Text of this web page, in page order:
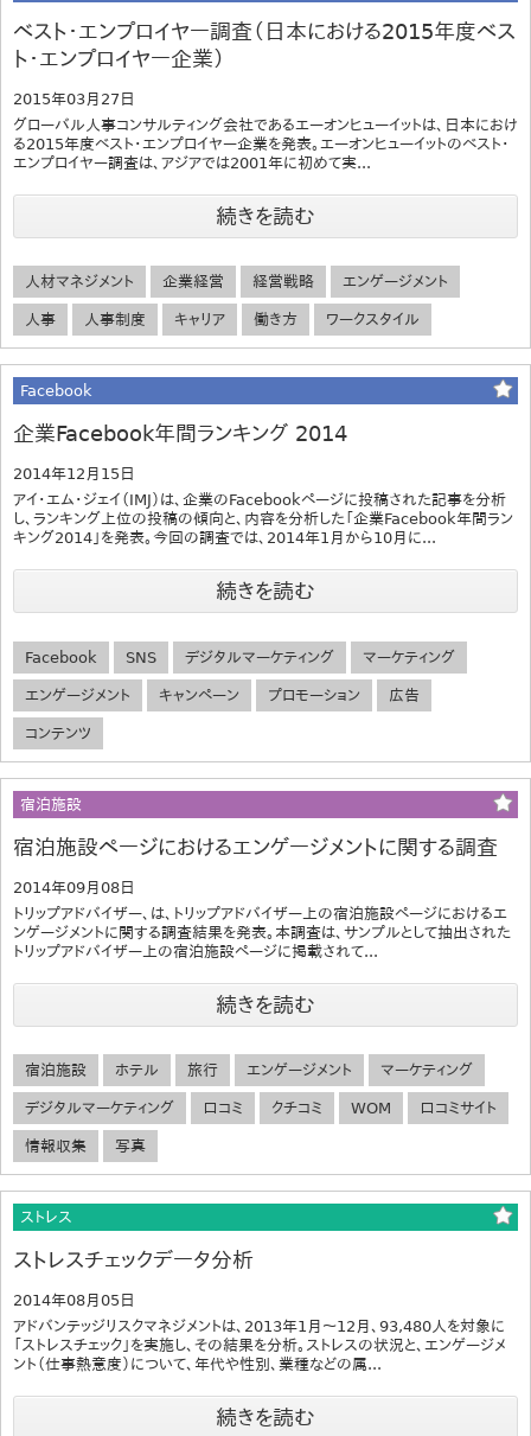
ベスト・エンプロイヤー調査（日本における2015年度ベス
ト・エンプロイヤー企業）
2015年03月27日
グローバル人事コンサルティング会社であるエーオンヒューイットは、日本におけ
る2015年度ベスト・エンプロイヤー企業を発表。エーオンヒューイットのベスト・
エンプロイヤー調査は、アジアでは2001年に初めて実...
続きを読む
人材マネジメント 企業経営 経営戦略 エンゲージメント
人事 人事制度 キャリア 働き方 ワークスタイル
Facebook
企業Facebook年間ランキング 2014
2014年12月15日
アイ・エム・ジェイ（IMJ）は、企業のFacebookページに投稿された記事を分析
し、ランキング上位の投稿の傾向と、内容を分析した「企業Facebook年間ラン
キング2014」を発表。今回の調査では、2014年1月から10月に...
続きを読む
Facebook SNS デジタルマーケティング マーケティング
エンゲージメント キャンペーン プロモーション 広告
コンテンツ
宿泊施設
宿泊施設ページにおけるエンゲージメントに関する調査
2014年09月08日
トリップアドバイザー、は、トリップアドバイザー上の宿泊施設ページにおけるエ
ンゲージメントに関する調査結果を発表。本調査は、サンプルとして抽出された
トリップアドバイザー上の宿泊施設ページに掲載されて...
続きを読む
宿泊施設 ホテル 旅行 エンゲージメント マーケティング
デジタルマーケティング 口コミ クチコミ WOM 口コミサイト
情報収集 写真
ストレス
ストレスチェックデータ分析
2014年08月05日
アドバンテッジリスクマネジメントは、2013年1月～12月、93,480人を対象に
「ストレスチェック」を実施し、その結果を分析。ストレスの状況と、エンゲージメ
ント（仕事熱意度）について、年代や性別、業種などの属...
続きを読む